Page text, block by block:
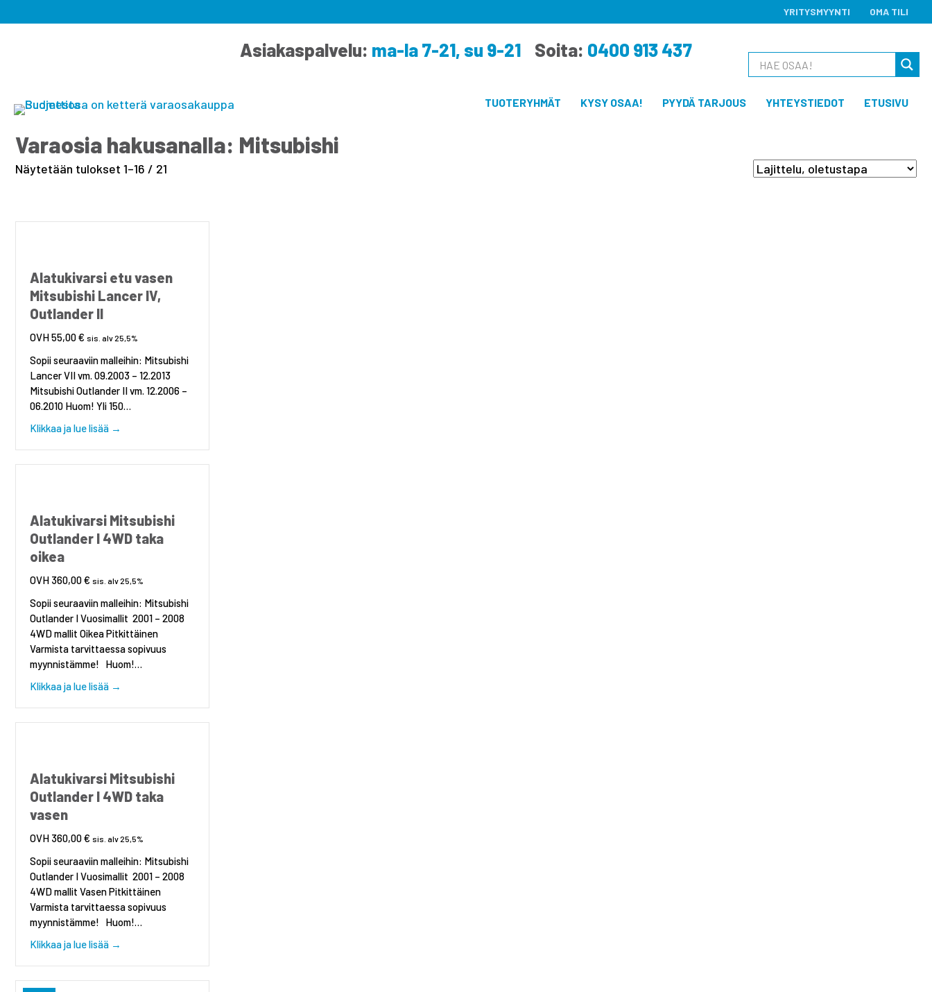
YRITYSMYYNTI OMA TILI
Asiakaspalvelu: ma-la 7-21, su 9-21 Soita: 0400 913 437
TUOTERYHMÄT KYSY OSAA! PYYDÄ TARJOUS YHTEYSTIEDOT ETUSIVU
Varaosia hakusanalla: Mitsubishi
Näytetään tulokset 1–16 / 21
Alatukivarsi etu vasen
Mitsubishi Lancer IV,
Outlander II
55,00€ sis. alv 25,5%
Sopii seuraaviin malleihin: Mitsubishi
Lancer VII vm. 09.2003 – 12.2013
Mitsubishi Outlander II vm. 12.2006 –
06.2010 Huom! Yli 150…
Klikkaa ja lue lisää →
Alatukivarsi Mitsubishi
Outlander I 4WD taka
oikea
360,00€ sis. alv 25,5%
Sopii seuraaviin malleihin: Mitsubishi
Outlander I Vuosimallit 2001 – 2008
4WD mallit Oikea Pitkittäinen
Varmista tarvittaessa sopivuus
myynnistämme! Huom!…
Klikkaa ja lue lisää →
Alatukivarsi Mitsubishi
Outlander I 4WD taka
vasen
360,00€ sis. alv 25,5%
Sopii seuraaviin malleihin: Mitsubishi
Outlander I Vuosimallit 2001 – 2008
4WD mallit Vasen Pitkittäinen
Varmista tarvittaessa sopivuus
myynnistämme! Huom!…
Klikkaa ja lue lisää →